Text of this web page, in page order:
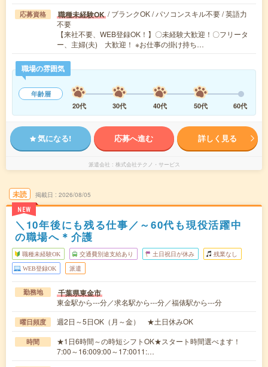
応募資格 職種未経験OK / ブランクOK / パソコンスキル不要 / 英語力
不要
【来社不要、WEB登録OK！】〇未経験大歓迎！〇フリータ
ー、主婦(夫) 大歓迎！ ※お仕事の掛け持ち…
職場の雰囲気
年齢層
20代
30代 40代 50代 60代
気になる! 応募へ進む 詳しく見る
派遣会社 株式会社テクノ・サービス
未読
NEW
掲載日 2026/08/05
＼10年後にも残る仕事／～60代も現役活躍中
の職場へ＊介護
職種未経験OK 交通費別途支給あり 土日祝日が休み 残業なし
WEB登録OK 派遣
勤務地 千葉県東金市
東金駅から---分／求名駅から---分／福俵駅から---分
曜日頻度 週2日～5日OK（月～金） ★土日休みOK
時間
★1日6時間～の時短シフトOK★スタート時間選べます！
7:00～16:009:00～17:0011:…